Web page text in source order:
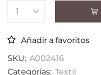
Añadir a favoritos
SKU: A002416
Categorías: Textil